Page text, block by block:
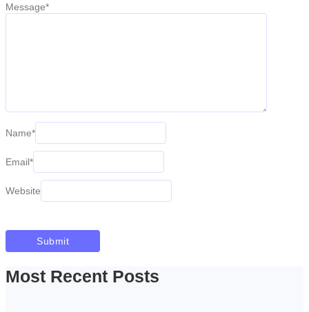
Message*
Name*
Email*
Website
Most Recent Posts